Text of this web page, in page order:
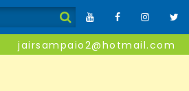
jairsampaio2@hotmail.com